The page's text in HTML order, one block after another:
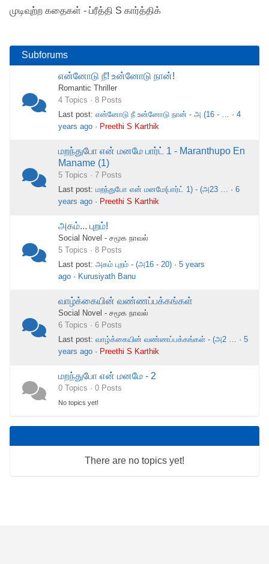
here:
முடிவுற்ற கதைகள் - ப்ரீத்தி S கார்த்திக்
Subforums
என்னோடு நீ! உன்னோடு நான்!
Romantic Thriller
4 Topics · 8 Posts
Last post: என்னோடு நீ உன்னோடு நான் - அ (16 - … · 4
years ago · Preethi S Karthik
மறந்துபோ என் மனமே பார்ட் 1 - Maranthupo En
Maname (1)
5 Topics · 7 Posts
Last post: மறந்துபோ என் மனமே(பார்ட் 1) - (அ23 … · 6
years ago · Preethi S Karthik
அகம்... புறம்!
Social Novel - சமூக நாவல்
5 Topics · 8 Posts
Last post: அகம் புறம் - (அ16 - 20) · 5 years
ago · Kurusiyath Banu
வாழ்க்கையின் வண்ணப்பக்கங்கள்
Social Novel - சமூக நாவல்
6 Topics · 6 Posts
Last post: வாழ்க்கையின் வண்ணப்பக்கங்கள் - (அ2 … · 5
years ago · Preethi S Karthik
மறந்துபோ என் மனமே - 2
0 Topics · 0 Posts
No topics yet!
There are no topics yet!